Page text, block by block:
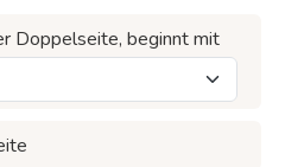
DIN A5 (14,8 x 21 cm)
cm
Doppelseite, beginnt mit